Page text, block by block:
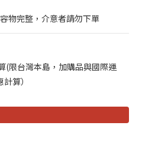
物完整，介意者請勿下單
(限台灣本島，加購品與國際運
算）